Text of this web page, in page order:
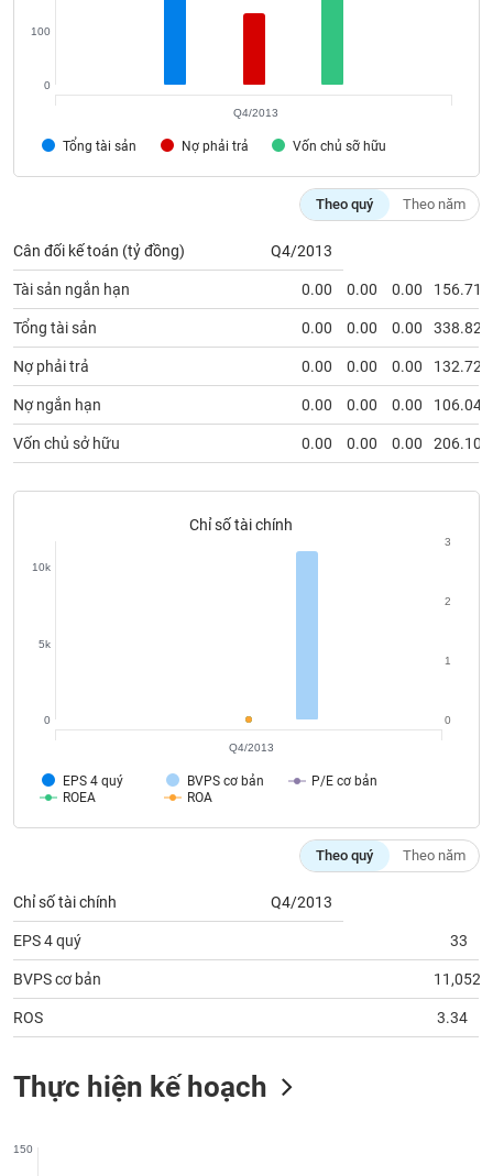
Tổng tài sản Nợ phải trả Vốn chủ sỡ hữu
0
100
Q4/2013
Theo quý Theo năm
Cân đối kế toán (tỷ đồng) Q4/2013
Tài sản ngắn hạn 0.00 0.00 0.00 156.71
Tổng tài sản 0.00 0.00 0.00 338.82
Nợ phải trả 0.00 0.00 0.00 132.72
Nợ ngắn hạn 0.00 0.00 0.00 106.04
Vốn chủ sở hữu 0.00 0.00 0.00 206.10
Chỉ số tài chính
EPS 4 quý BVPS cơ bản
P/E cơ bản
ROEA
ROA
0
5k
10k
0
1
2
3
Q4/2013
Theo quý Theo năm
Chỉ số tài chính Q4/2013
EPS 4 quý 33
BVPS cơ bản 11,052
ROS 3.34
Thực hiện kế hoạch
150
DỊCH
VỤ
TIỆN
ÍCH
BẤT
ĐỘNG
Mã
Chứng
Lãnh
(-)
Bài
viết
tác
cáo